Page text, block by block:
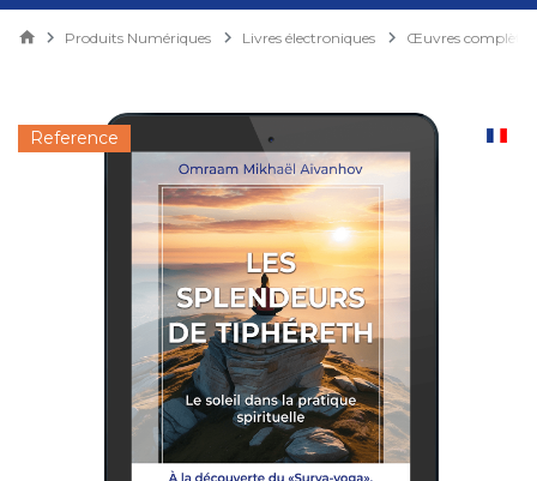
Produits Numériques Livres électroniques Œuvres complètes
Reference